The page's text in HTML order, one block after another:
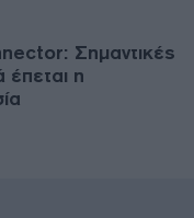
Σημαντικές
η